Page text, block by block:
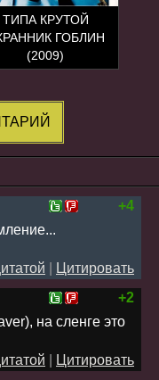
ТИПА КРУТОЙ
ГОБЛИН
(2009)
+4
Цитировать
+2
на сленге это
Цитировать